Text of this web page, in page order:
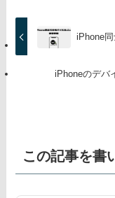
iPhone
iPhoneのデバ
この記事を書